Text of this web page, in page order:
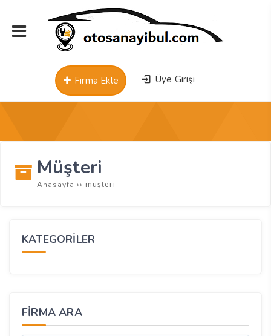
Üye Girişi
Firma Ekle
Müşteri
Anasayfa ›› müşteri
KATEGORİLER
FIRMA ARA